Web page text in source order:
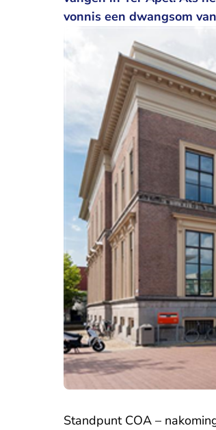
vonnis een dwangsom
Standpunt COA –